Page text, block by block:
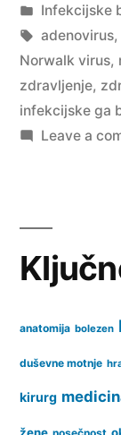
by
Posted
in
Infekcijske
Tags:
adenovirus,
Norwalk virus,
zdravljenje,
infekcijske ga
Leave a
anatomija bolezen
duševne motnje
kirurg
žene nosečnost